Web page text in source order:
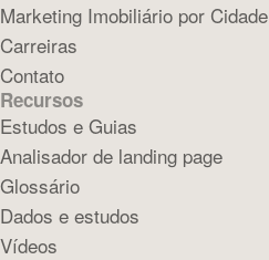
Marketing Imobiliário por Cidade
Carreiras
Contato
Recursos
Estudos e Guias
Analisador de landing page
Glossário
Dados e estudos
Vídeos